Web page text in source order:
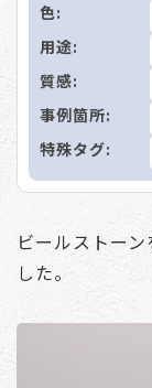
色:
用途:
質感:
事例箇所:
特殊タグ:
ビールストー
した。